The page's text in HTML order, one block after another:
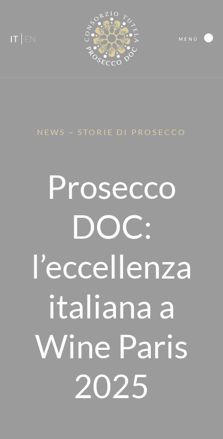
IT MENÙ
NEWS – STORIE DI PROSECCO
Prosecco
DOC:
l’eccellenza
italiana a
Wine Paris
2025